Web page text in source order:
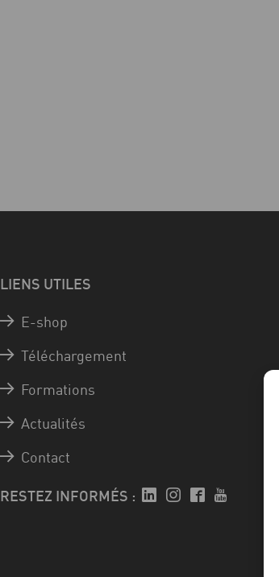
LIENS UTILES
E-shop
Téléchargement
Formations
Actualités
Contact
RESTEZ INFORMÉS :